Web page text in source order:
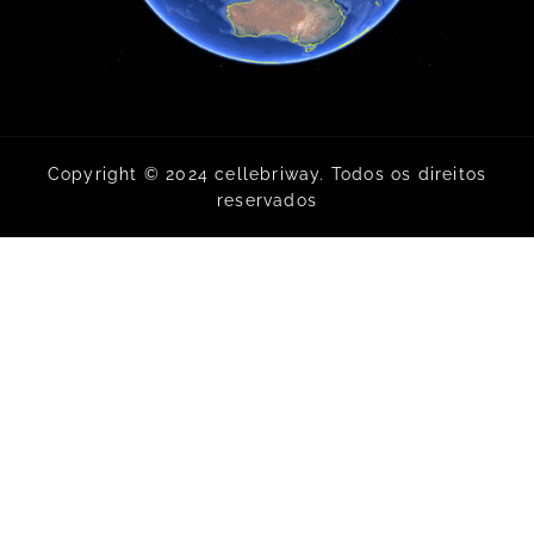
Copyright © 2024 cellebriway. Todos os direitos
reservados